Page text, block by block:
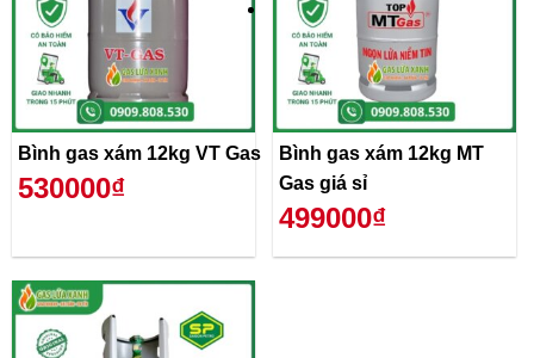
Bình gas xám 12kg VT Gas
530000₫
Bình gas xám 12kg MT
Gas giá sỉ
499000₫